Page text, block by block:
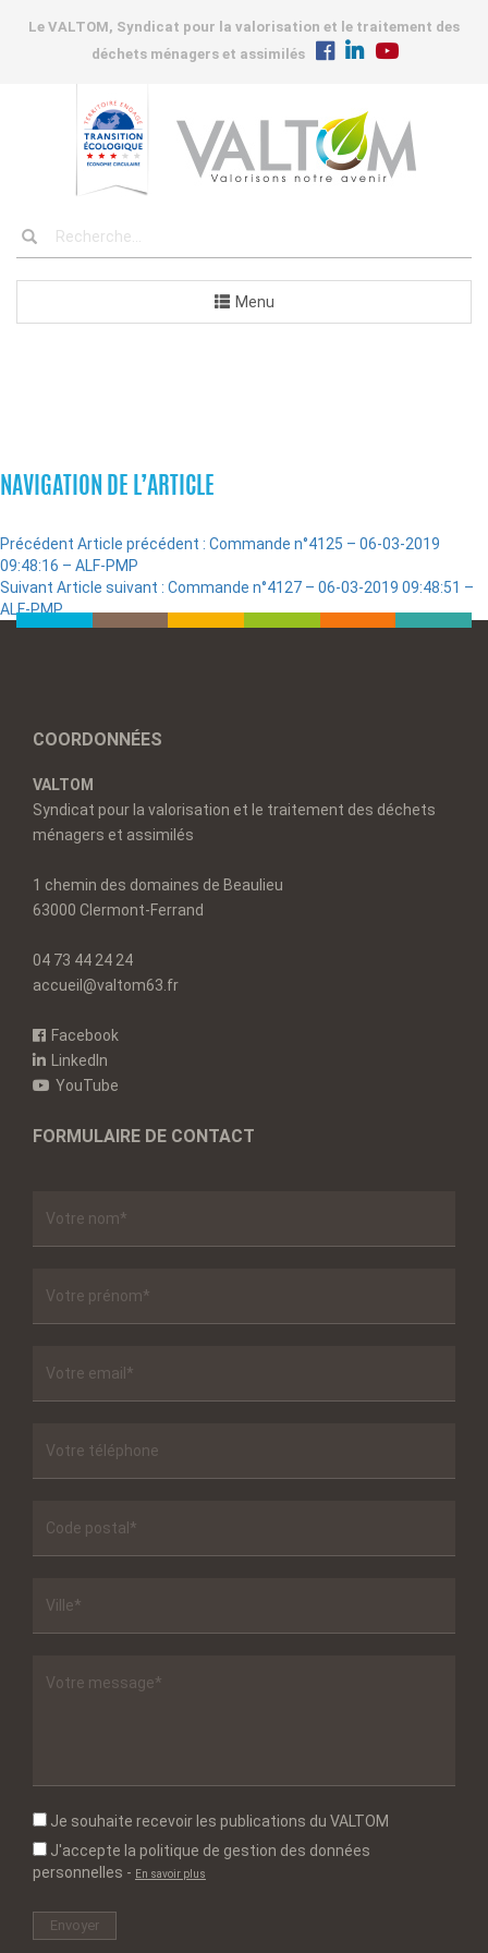
Le VALTOM, Syndicat pour la valorisation et le traitement des
déchets ménagers et assimilés
Menu
NAVIGATION DE L’ARTICLE
Précédent Article précédent : Commande n°4125 – 06-03-2019
09:48:16 – ALF-PMP
Suivant Article suivant : Commande n°4127 – 06-03-2019 09:48:51 –
ALF-PMP
COORDONNÉES
VALTOM
Syndicat pour la valorisation et le traitement des déchets
ménagers et assimilés
1 chemin des domaines de Beaulieu
63000 Clermont-Ferrand
04 73 44 24 24
accueil@valtom63.fr
Facebook
LinkedIn
YouTube
FORMULAIRE DE CONTACT
Je souhaite recevoir les publications du VALTOM
J'accepte la politique de gestion des données
personnelles - En savoir plus